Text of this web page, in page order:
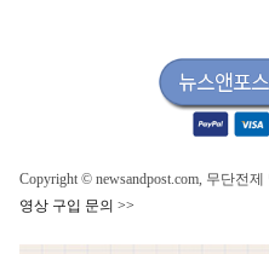
Copyright © newsandpost.com, 무단전
영상 구입 문의 >>